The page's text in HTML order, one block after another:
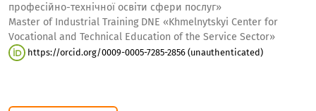
професійно-технічної освіти сфери послуг»
Master of Industrial Training DNE «Khmelnytskyi Center for
Vocational and Technical Education of the Service Sector»
https://orcid.org/0009-0005-7285-2856 (unauthenticated)